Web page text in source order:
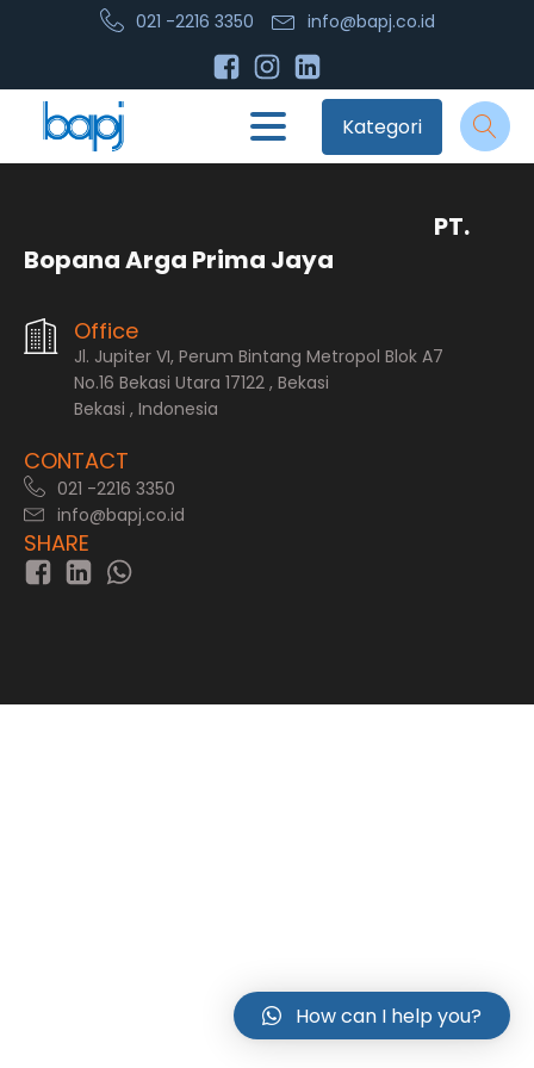
021 -2216 3350 info@bapj.co.id
Kategori
PT.
Bopana Arga Prima Jaya
Office
Jl. Jupiter VI, Perum Bintang Metropol Blok A7
No.16 Bekasi Utara 17122 , Bekasi
Bekasi , Indonesia
CONTACT
021 -2216 3350
info@bapj.co.id
SHARE
How can I help you?